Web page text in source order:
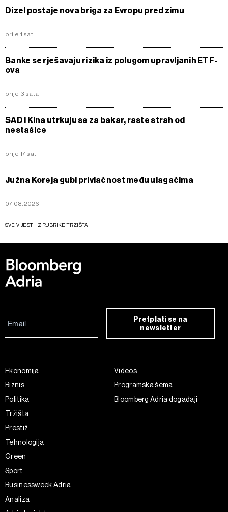
Dizel postaje nova briga za Evropu pred zimu
prije 1 sat
Banke se rješavaju rizika iz polugom upravljanih ETF-
ova
prije 3 sata
SAD i Kina utrkuju se za bakar, raste strah od
nestašice
prije 17 sati
Južna Koreja gubi privlačnost među ulagačima
07.08.2026
SVE VIJESTI IZ RUBRIKE TRŽIŠTA
Pretplati se na
newsletter
Ekonomija
Biznis
Politika
Tržišta
Prestiž
Tehnologija
Green
Sport
Businessweek Adria
Analiza
Videos
Programska šema
Bloomberg Adria događaji